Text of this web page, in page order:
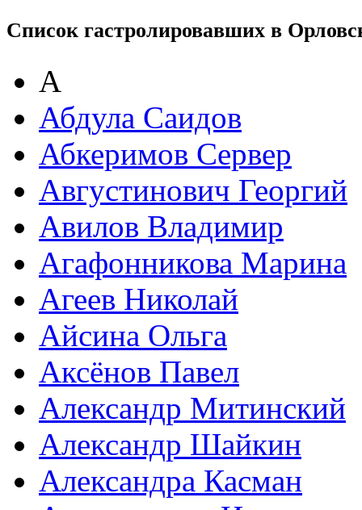
Список гастролировавших в
А
Абдула Саидов
Абкеримов Сервер
Августинович Георгий
Авилов Владимир
Агафонникова Марина
Агеев Николай
Айсина Ольга
Аксёнов Павел
Александр Митинский
Александр Шайкин
Александра Касман